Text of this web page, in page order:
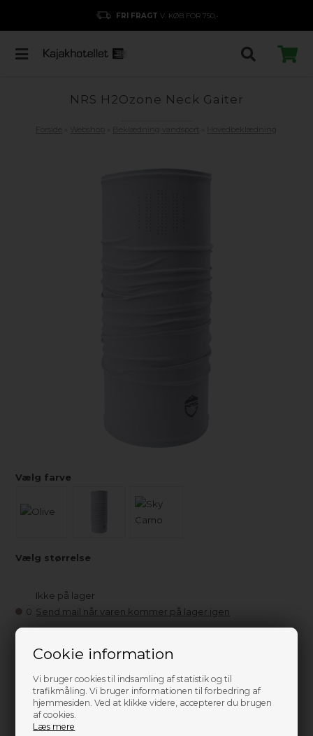
Cookie information
Vi bruger cookies til indsamling af statistik og til
trafikmåling. Vi bruger informationen til forbedring af
hjemmesiden. Ved at klikke videre, accepterer du brugen
af cookies.
Læs mere
FRI FRAGT V. KØB FOR 750,-
NRS H2Ozone Neck Gaiter
Vælg farve
Vælg størrelse
0
Ikke på lager
Send mail når varen kommer på lager igen
199,00 DKK